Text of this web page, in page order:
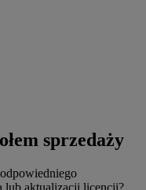
sprzedaży
lub aktualizacji licencji?